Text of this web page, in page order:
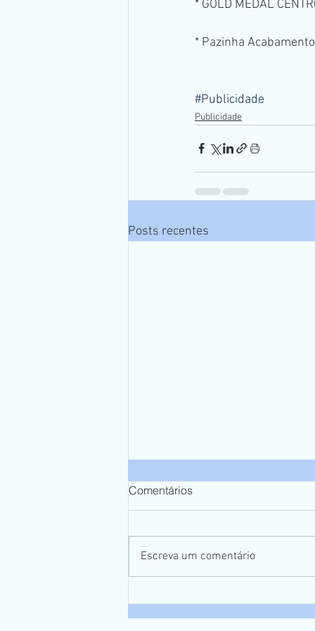
* GOLD MEDAL
* Pazinha
#Publicidade
Publicidade
Posts recentes
Comentários
Escreva um comentário